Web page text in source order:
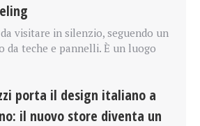
visitare in silenzio, seguendo un
da teche e pannelli. È un luogo
porta il design italiano a
il nuovo store diventa un